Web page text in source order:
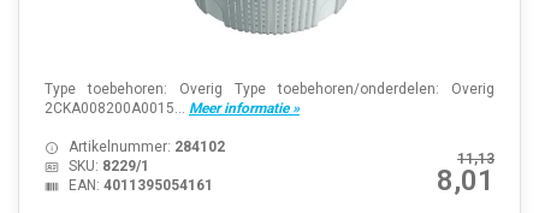
Type toebehoren: Overig Type toebehoren/onderdelen: Overig
2CKA008200A0015... Meer informatie »
11,13
8,01
Artikelnummer: 284102
SKU: 8229/1
EAN: 4011395054161